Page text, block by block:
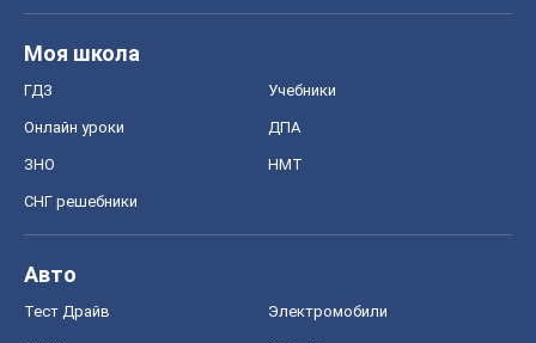
Моя школа
ГДЗ Учебники
Онлайн уроки ДПА
ЗНО НМТ
СНГ решебники
Авто
Тест Драйв Электромобили